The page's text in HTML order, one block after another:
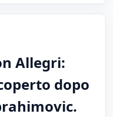
Allegri:
dopo